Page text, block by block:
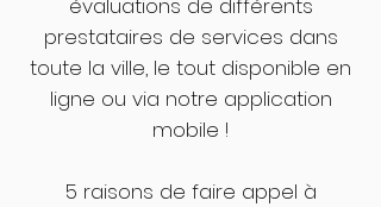
évaluations de différents
prestataires de services dans
toute la ville, le tout disponible en
ligne ou via notre application
mobile !
5 raisons de faire appel à